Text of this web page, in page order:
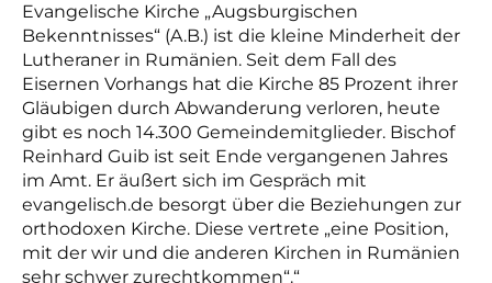
Evangelische Kirche „Augsburgischen
Bekenntnisses“ (A.B.) ist die kleine Minderheit der
Lutheraner in Rumänien. Seit dem Fall des
Eisernen Vorhangs hat die Kirche 85 Prozent ihrer
Gläubigen durch Abwanderung verloren, heute
gibt es noch 14.300 Gemeindemitglieder. Bischof
Reinhard Guib ist seit Ende vergangenen Jahres
im Amt. Er äußert sich im Gespräch mit
evangelisch.de besorgt über die Beziehungen zur
orthodoxen Kirche. Diese vertrete „eine Position,
mit der wir und die anderen Kirchen in Rumänien
sehr schwer zurechtkommen“.“